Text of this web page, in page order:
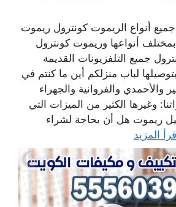
جميع أنواع الريموت كونترول ريموت
أنواعها وريموت كونترول
جميع التلفزيونات القديمة
لباب منزلكم أين ما كنتم في
والأحمدي والفروانية والجهراء
وغيرها الكثير من الميزات التي
ريموت هل أن بحاجة لشراء
اقرأ المزيد